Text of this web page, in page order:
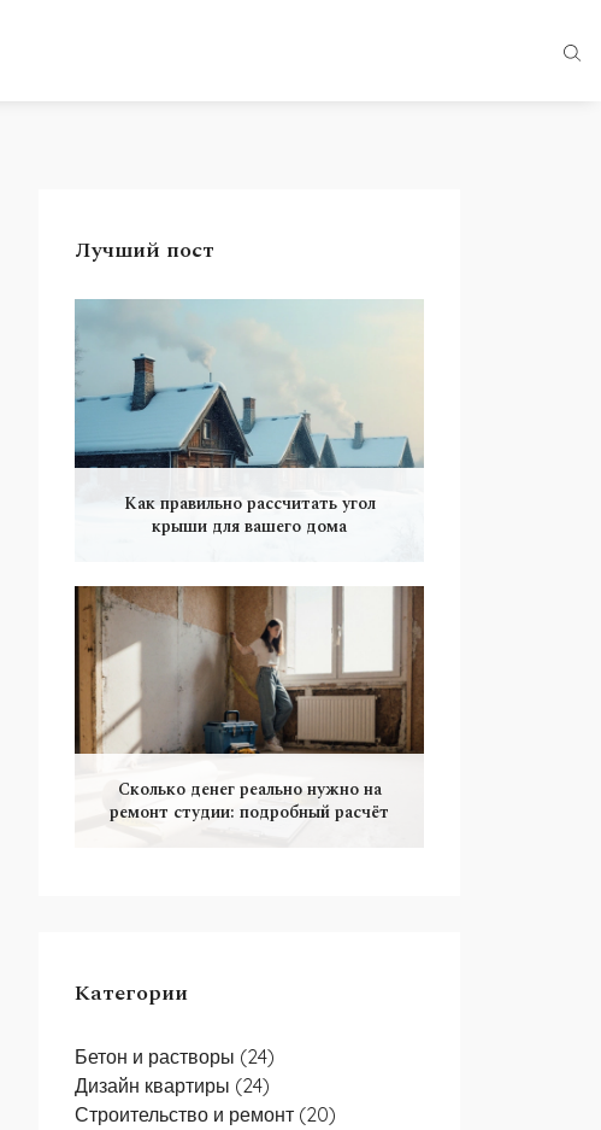
Лучший пост
Как правильно рассчитать угол
крыши для вашего дома
Сколько денег реально нужно на
ремонт студии: подробный расчёт
Категории
Бетон и растворы (24)
Дизайн квартиры (24)
Строительство и ремонт (20)